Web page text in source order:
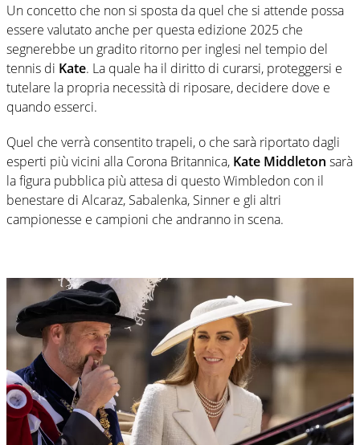
Un concetto che non si sposta da quel che si attende possa
essere valutato anche per questa edizione 2025 che
segnerebbe un gradito ritorno per inglesi nel tempio del
tennis di Kate. La quale ha il diritto di curarsi, proteggersi e
tutelare la propria necessità di riposare, decidere dove e
quando esserci.
Quel che verrà consentito trapeli, o che sarà riportato dagli
esperti più vicini alla Corona Britannica, Kate Middleton sarà
la figura pubblica più attesa di questo Wimbledon con il
benestare di Alcaraz, Sabalenka, Sinner e gli altri
campionesse e campioni che andranno in scena.